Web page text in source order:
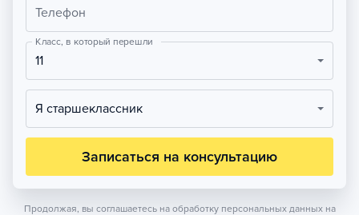
Телефон
Класс, в который перешли
11
Я старшеклассник
Записаться на консультацию
Продолжая, вы соглашаетесь на обработку персональных данных на